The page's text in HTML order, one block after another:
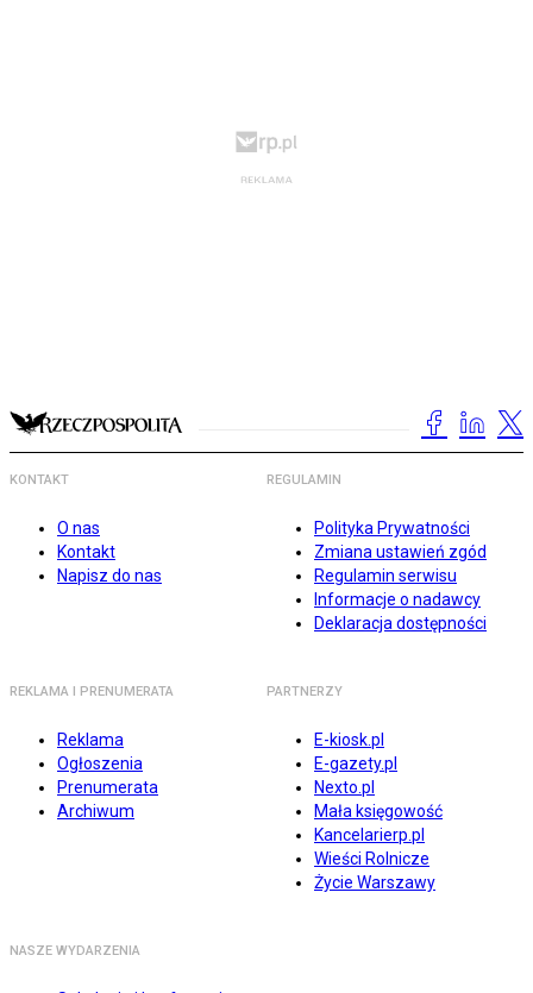
KONTAKT
O nas
Kontakt
Napisz do nas
REGULAMIN
Polityka Prywatności
Zmiana ustawień zgód
Regulamin serwisu
Informacje o nadawcy
Deklaracja dostępności
REKLAMA I PRENUMERATA
Reklama
Ogłoszenia
Prenumerata
Archiwum
PARTNERZY
E-kiosk.pl
E-gazety.pl
Nexto.pl
Mała księgowość
Kancelarierp.pl
Wieści Rolnicze
Życie Warszawy
NASZE WYDARZENIA